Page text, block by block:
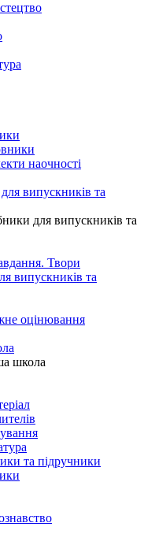
наочності
випускників та
для випускників та
Твори
випускників та
оцінювання
школа
та підручники